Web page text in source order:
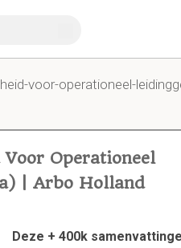
voor-operationeel-
Operationeel
| Arbo Holland
Deze + 400k